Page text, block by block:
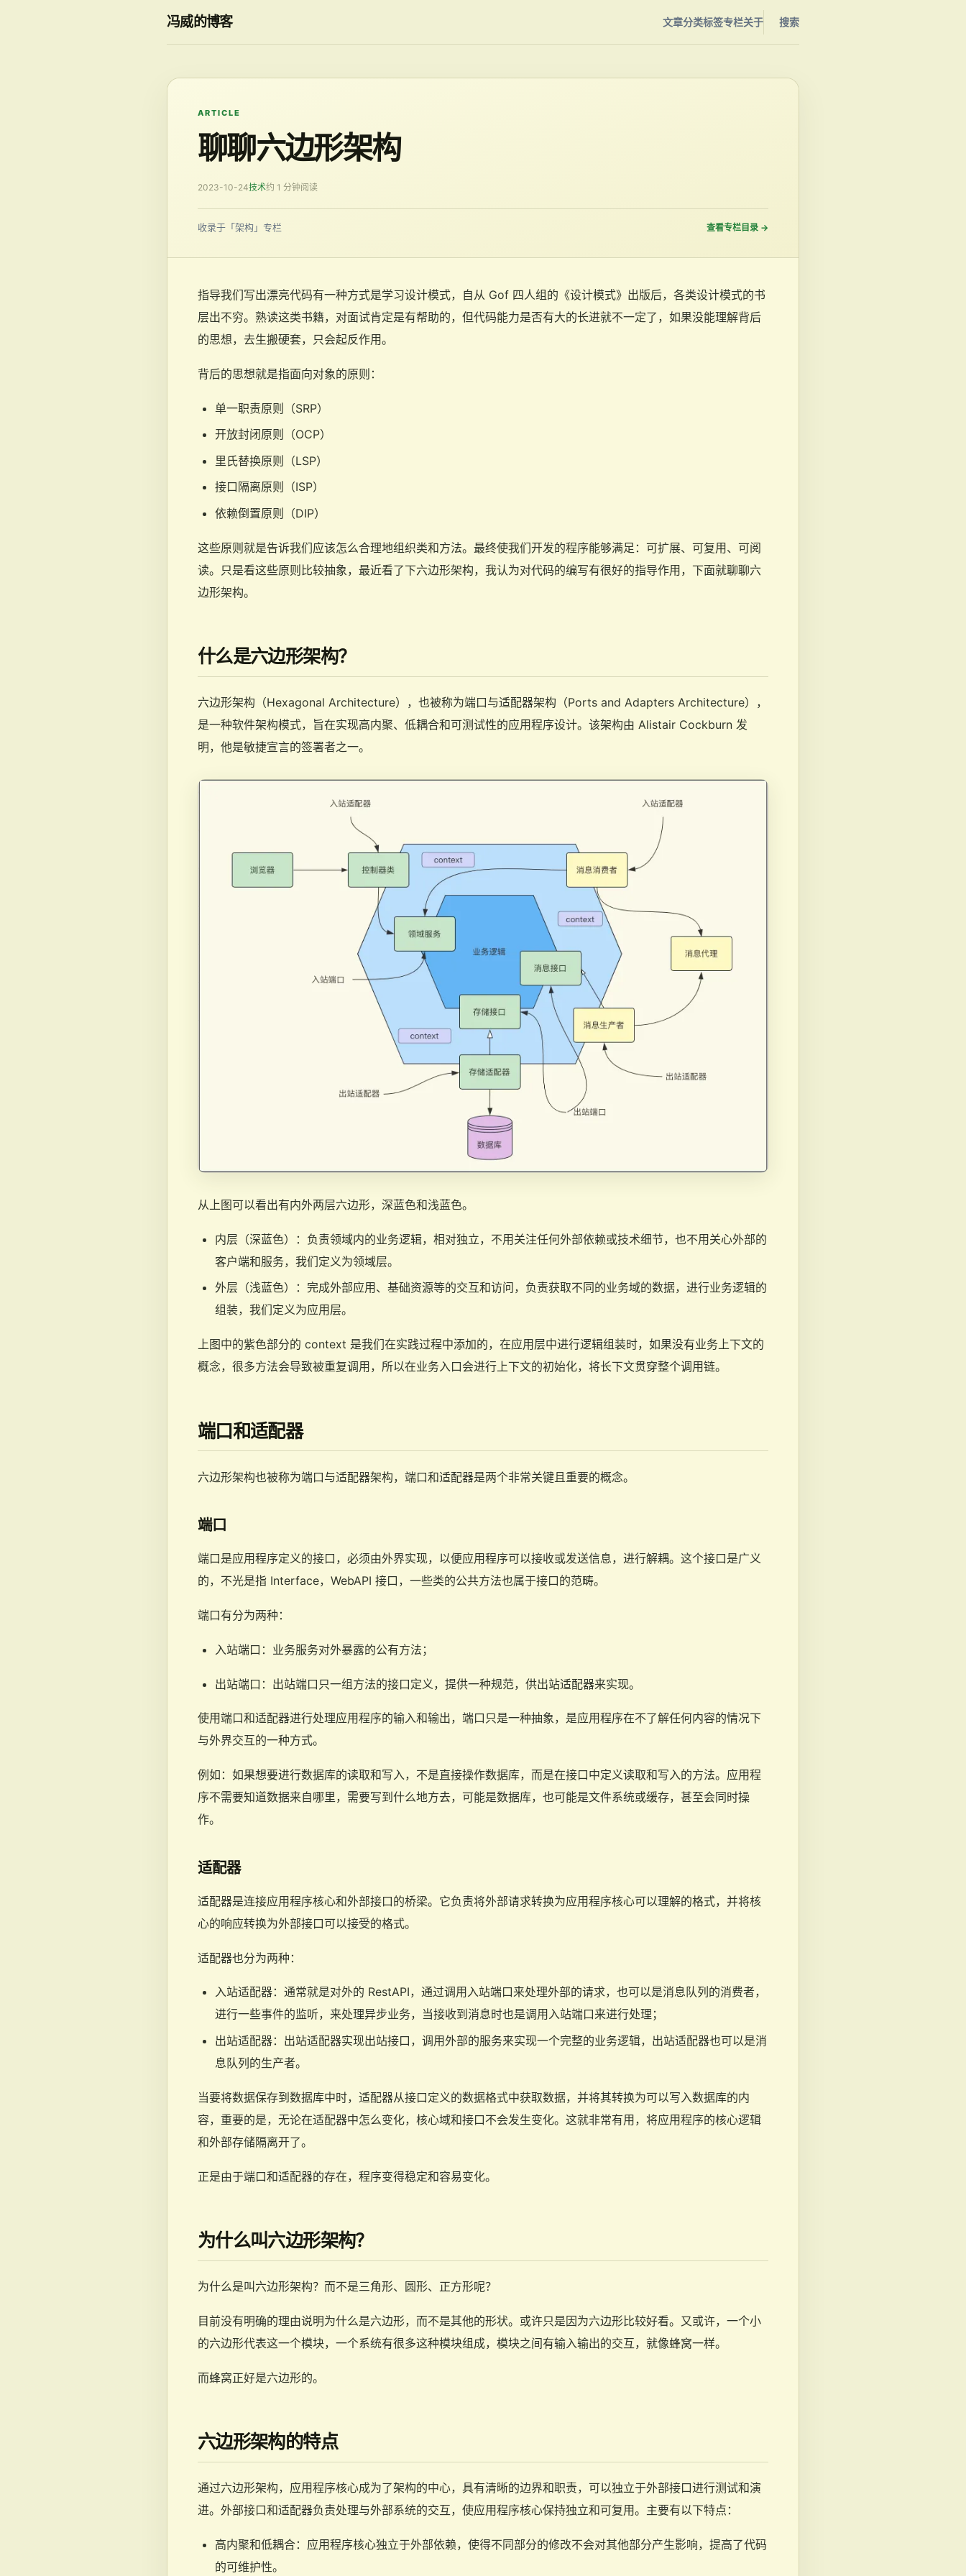
冯威的博客 文章分类标签专栏关于 搜索
ARTICLE
聊聊六边形架构
2023-10-24技术约 1 分钟阅读
收录于「架构」专栏 查看专栏目录 →
指导我们写出漂亮代码有一种方式是学习设计模式，自从 Gof 四人组的《设计模式》出版后，各类设计模式的书
层出不穷。熟读这类书籍，对面试肯定是有帮助的，但代码能力是否有大的长进就不一定了，如果没能理解背后
的思想，去生搬硬套，只会起反作用。
背后的思想就是指面向对象的原则：
单一职责原则（SRP）
开放封闭原则（OCP）
里氏替换原则（LSP）
接口隔离原则（ISP）
依赖倒置原则（DIP）
这些原则就是告诉我们应该怎么合理地组织类和方法。最终使我们开发的程序能够满足：可扩展、可复用、可阅
读。只是看这些原则比较抽象，最近看了下六边形架构，我认为对代码的编写有很好的指导作用，下面就聊聊六
边形架构。
什么是六边形架构？
六边形架构（Hexagonal Architecture），也被称为端口与适配器架构（Ports and Adapters Architecture），
是一种软件架构模式，旨在实现高内聚、低耦合和可测试性的应用程序设计。该架构由 Alistair Cockburn 发
明，他是敏捷宣言的签署者之一。
从上图可以看出有内外两层六边形，深蓝色和浅蓝色。
内层（深蓝色）：负责领域内的业务逻辑，相对独立，不用关注任何外部依赖或技术细节，也不用关心外部的
客户端和服务，我们定义为领域层。
外层（浅蓝色）：完成外部应用、基础资源等的交互和访问，负责获取不同的业务域的数据，进行业务逻辑的
组装，我们定义为应用层。
上图中的紫色部分的 context 是我们在实践过程中添加的，在应用层中进行逻辑组装时，如果没有业务上下文的
概念，很多方法会导致被重复调用，所以在业务入口会进行上下文的初始化，将长下文贯穿整个调用链。
端口和适配器
六边形架构也被称为端口与适配器架构，端口和适配器是两个非常关键且重要的概念。
端口
端口是应用程序定义的接口，必须由外界实现，以便应用程序可以接收或发送信息，进行解耦。这个接口是广义
的，不光是指 Interface，WebAPI 接口，一些类的公共方法也属于接口的范畴。
端口有分为两种：
入站端口：业务服务对外暴露的公有方法；
出站端口：出站端口只一组方法的接口定义，提供一种规范，供出站适配器来实现。
使用端口和适配器进行处理应用程序的输入和输出，端口只是一种抽象，是应用程序在不了解任何内容的情况下
与外界交互的一种方式。
例如：如果想要进行数据库的读取和写入，不是直接操作数据库，而是在接口中定义读取和写入的方法。应用程
序不需要知道数据来自哪里，需要写到什么地方去，可能是数据库，也可能是文件系统或缓存，甚至会同时操
作。
适配器
适配器是连接应用程序核心和外部接口的桥梁。它负责将外部请求转换为应用程序核心可以理解的格式，并将核
心的响应转换为外部接口可以接受的格式。
适配器也分为两种：
入站适配器：通常就是对外的 RestAPI，通过调用入站端口来处理外部的请求，也可以是消息队列的消费者，
进行一些事件的监听，来处理异步业务，当接收到消息时也是调用入站端口来进行处理；
出站适配器：出站适配器实现出站接口，调用外部的服务来实现一个完整的业务逻辑，出站适配器也可以是消
息队列的生产者。
当要将数据保存到数据库中时，适配器从接口定义的数据格式中获取数据，并将其转换为可以写入数据库的内
容，重要的是，无论在适配器中怎么变化，核心域和接口不会发生变化。这就非常有用，将应用程序的核心逻辑
和外部存储隔离开了。
正是由于端口和适配器的存在，程序变得稳定和容易变化。
为什么叫六边形架构？
为什么是叫六边形架构？而不是三角形、圆形、正方形呢？
目前没有明确的理由说明为什么是六边形，而不是其他的形状。或许只是因为六边形比较好看。又或许，一个小
的六边形代表这一个模块，一个系统有很多这种模块组成，模块之间有输入输出的交互，就像蜂窝一样。
而蜂窝正好是六边形的。
六边形架构的特点
通过六边形架构，应用程序核心成为了架构的中心，具有清晰的边界和职责，可以独立于外部接口进行测试和演
进。外部接口和适配器负责处理与外部系统的交互，使应用程序核心保持独立和可复用。主要有以下特点：
高内聚和低耦合：应用程序核心独立于外部依赖，使得不同部分的修改不会对其他部分产生影响，提高了代码
的可维护性。